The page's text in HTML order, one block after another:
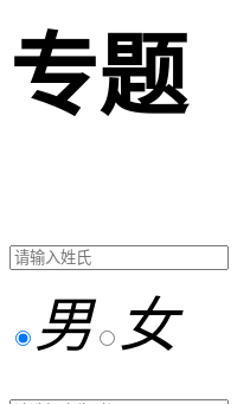
专题
男 女